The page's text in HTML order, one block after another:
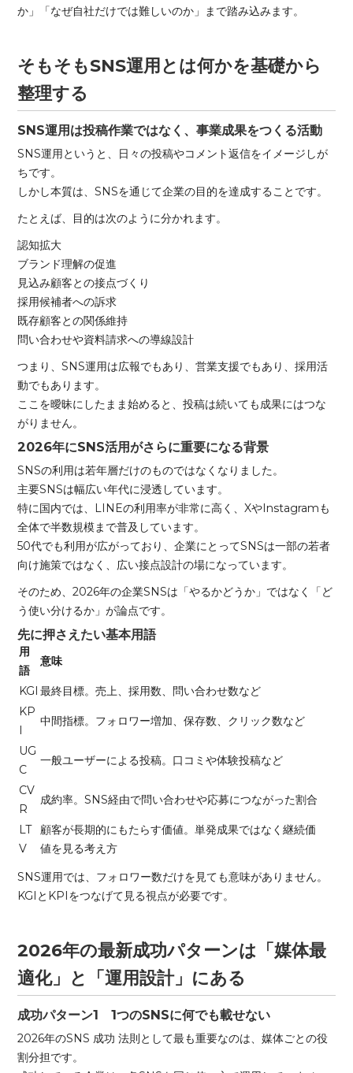
か」「なぜ自社だけでは難しいのか」まで踏み込みます。
そもそもSNS運用とは何かを基礎から
整理する
SNS運用は投稿作業ではなく、事業成果をつくる活動
SNS運用というと、日々の投稿やコメント返信をイメージしが
ちです。
しかし本質は、SNSを通じて企業の目的を達成することです。
たとえば、目的は次のように分かれます。
認知拡大
ブランド理解の促進
見込み顧客との接点づくり
採用候補者への訴求
既存顧客との関係維持
問い合わせや資料請求への導線設計
つまり、SNS運用は広報でもあり、営業支援でもあり、採用活
動でもあります。
ここを曖昧にしたまま始めると、投稿は続いても成果にはつな
がりません。
2026年にSNS活用がさらに重要になる背景
SNSの利用は若年層だけのものではなくなりました。
主要SNSは幅広い年代に浸透しています。
特に国内では、LINEの利用率が非常に高く、XやInstagramも
全体で半数規模まで普及しています。
50代でも利用が広がっており、企業にとってSNSは一部の若者
向け施策ではなく、広い接点設計の場になっています。
そのため、2026年の企業SNSは「やるかどうか」ではなく「ど
う使い分けるか」が論点です。
先に押さえたい基本用語
用
語
意味
KGI 最終目標。売上、採用数、問い合わせ数など
KP
I
中間指標。フォロワー増加、保存数、クリック数など
UG
C
一般ユーザーによる投稿。口コミや体験投稿など
CV
R
成約率。SNS経由で問い合わせや応募につながった割合
LT
V
顧客が長期的にもたらす価値。単発成果ではなく継続価
値を見る考え方
SNS運用では、フォロワー数だけを見ても意味がありません。
KGIとKPIをつなげて見る視点が必要です。
2026年の最新成功パターンは「媒体最
適化」と「運用設計」にある
成功パターン1 1つのSNSに何でも載せない
2026年のSNS 成功 法則として最も重要なのは、媒体ごとの役
割分担です。